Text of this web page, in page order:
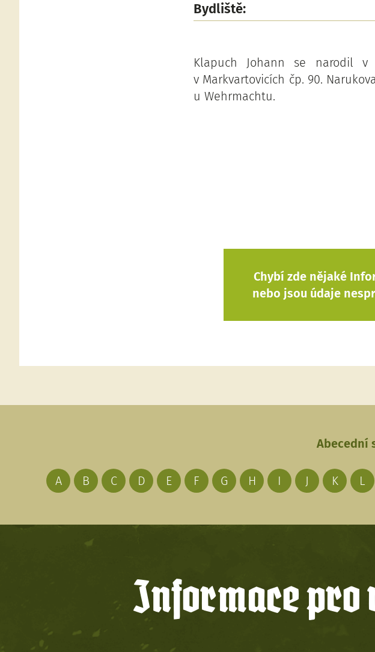
Bydliště:
Klapuch Johann se narodil v
v Markvartovicích čp. 90.
u Wehrmachtu.
Chybí zde nějaké
nebo jsou údaje
Abecední
A B C D E F G H I J K L
Informace pro